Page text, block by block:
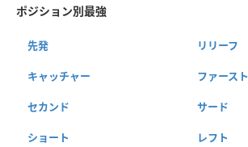
ポジション別最強
先発 リリーフ
キャッチャー ファースト
セカンド サード
ショート レフト